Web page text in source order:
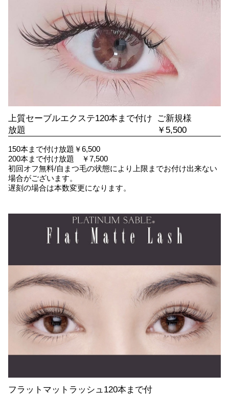
上質セーブルエクステ120本まで付け
放題
ご新規様
￥5,500
150本まで付け放題￥6,500
200本まで付け放題 ￥7,500
初回オフ無料/自まつ毛の状態により上限までお付け出来ない
場合がございます。
遅刻の場合は本数変更になります。
フラットマットラッシュ120本まで付